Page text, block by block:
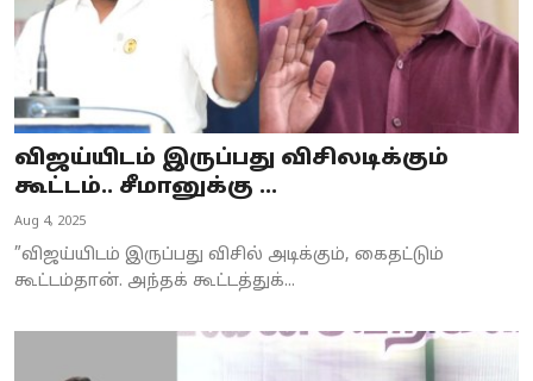
விஜய்யிடம் இருப்பது விசிலடிக்கும்
கூட்டம்.. சீமானுக்கு ...
Aug 4, 2025
”விஜய்யிடம் இருப்பது விசில் அடிக்கும், கைதட்டும்
கூட்டம்தான். அந்தக் கூட்டத்துக்...